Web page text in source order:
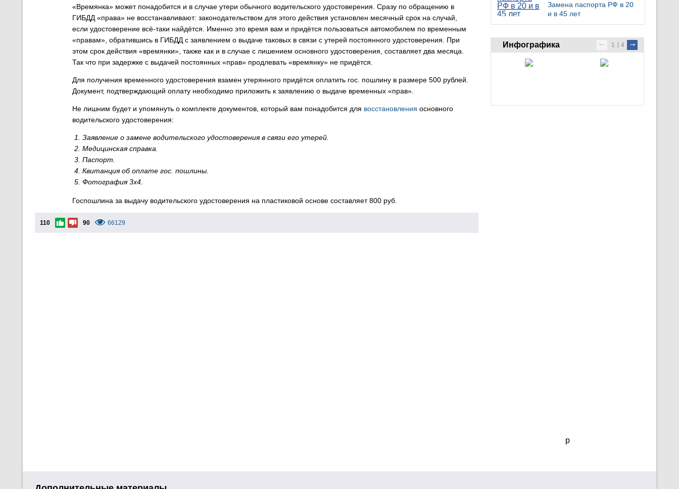
Замена паспорта РФ в 20
и в 45 лет
Инфографика 1 4
p
«Времянка» может понадобится и в случае утери обычного водительского удостоверения. Сразу по обращению в
ГИБДД «права» не восстанавливают: законодательством для этого действия установлен месячный срок на случай,
если удостоверение всё-таки найдётся. Именно это время вам и придётся пользоваться автомобилем по временным
«правам», обратившись в ГИБДД с заявлением о выдаче таковых в связи с утерей постоянного удостоверения. При
этом срок действия «времянки», также как и в случае с лишением основного удостоверения, составляет два месяца.
Так что при задержке с выдачей постоянных «прав» продлевать «времянку» не придётся.
Для получения временного удостоверения взамен утерянного придётся оплатить гос. пошлину в размере 500 рублей.
Документ, подтверждающий оплату необходимо приложить к заявлению о выдаче временных «прав».
Не лишним будет и упомянуть о комплекте документов, который вам понадобится для восстановления основного
водительского удостоверения:
Заявление о замене водительского удостоверения в связи его утерей.
Медицинская справка.
Паспорт.
Квитанция об оплате гос. пошлины.
Фотография 3х4.
Госпошлина за выдачу водительского удостоверения на пластиковой основе составляет 800 руб.
110 90 66129